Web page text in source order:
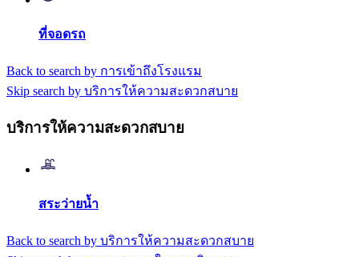
ที่จอดรถ
Back to search by การเข้าถึงโรงแรม
Skip search by บริการให้ความสะดวกสบาย
บริการให้ความสะดวกสบาย
สระว่ายน้ำ
Back to search by บริการให้ความสะดวกสบาย